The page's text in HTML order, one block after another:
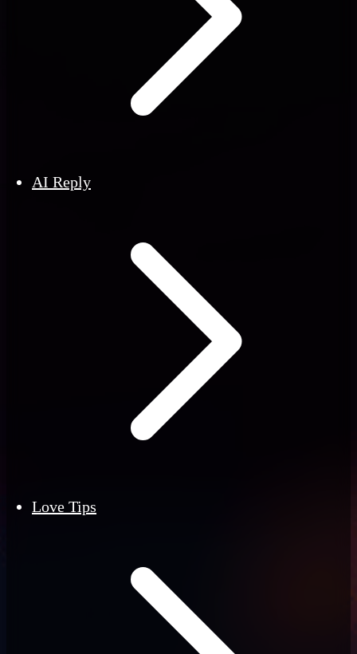
AI Reply
Love Tips